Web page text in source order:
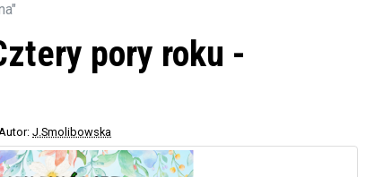
pory roku -
J.Smolibowska